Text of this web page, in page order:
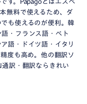
す。Papagoとはエスペ
無料で使えるため、ダ
も使えるのが便利。韓
・フランス語・ベト
語・ドイツ語・イタリ
度も高め。他の翻訳ソ
通訳・翻訳ならきれい